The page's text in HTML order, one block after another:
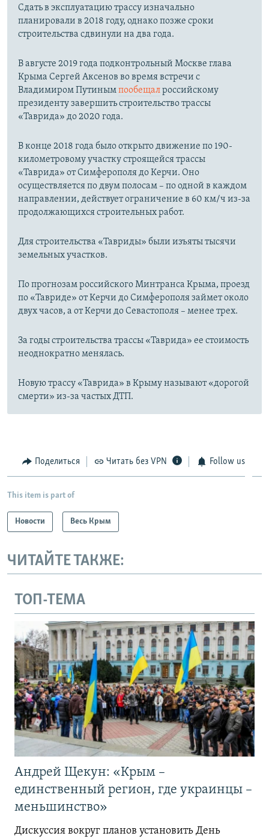
Сдать в эксплуатацию трассу изначально
планировали в 2018 году, однако позже сроки
строительства сдвинули на два года.
В августе 2019 года подконтрольный Москве глава
Крыма Сергей Аксенов во время встречи с
Владимиром Путинымпообещалроссийскому
президенту завершить строительство трассы
«Таврида» до 2020 года.
В конце 2018 года было открыто движение по 190-
километровому участку строящейся трассы
«Таврида» от Симферополя до Керчи. Оно
осуществляется по двум полосам – по одной в каждом
направлении, действует ограничение в 60 км/ч из-за
продолжающихся строительных работ.
Для строительства «Тавриды» были изъяты тысячи
земельных участков.
По прогнозам российского Минтранса Крыма, проезд
по «Тавриде» от Керчи до Симферополя займет около
двух часов, а от Керчи до Севастополя – менее трех.
За годы строительства трассы «Таврида» ее стоимость
неоднократно менялась.
Новую трассу «Таврида» в Крыму называют «дорогой
смерти» из-за частых ДТП.
Поделиться Читать без VPN Follow us
This item is part of
Новости Весь Крым
ЧИТАЙТЕ ТАКЖЕ:
ТОП-ТЕМА
Андрей Щекун: «Крым –
единственный регион, где украинцы –
меньшинство»
Дискуссия вокруг планов установить День